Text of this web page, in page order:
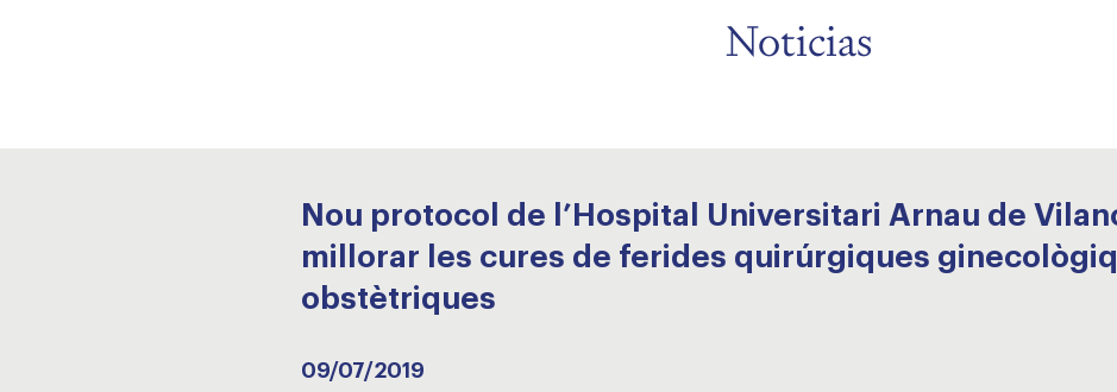
Noticias
Nou protocol de l’Hospital Universitari Arnau de
millorar les cures de ferides quirúrgiques
obstètriques
09/07/2019